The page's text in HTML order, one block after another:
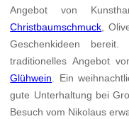
Angebot von
Christbaumschmuck ,
Geschenkideen
traditionelles Angebot
Glühwein . Ein
gute Unterhaltung bei
Besuch vom Nikolaus